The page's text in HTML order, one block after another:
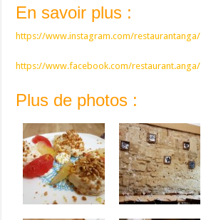
En savoir plus :
https://www.instagram.com/restaurantanga/
https://www.facebook.com/restaurant.anga/
Plus de photos :